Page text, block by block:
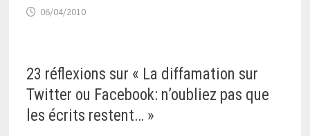
06/04/2010
23 réflexions sur « La diffamation sur
Twitter ou Facebook: n’oubliez pas que
les écrits restent… »